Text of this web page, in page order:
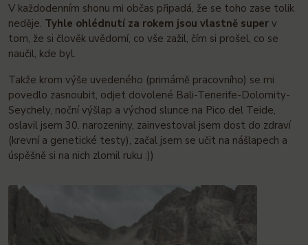
V každodenním shonu mi občas připadá, že se toho zase tolik
neděje. Tyhle ohlédnutí za rokem jsou vlastně super v
tom, že si člověk uvědomí, co vše zažil, čím si prošel, co se
naučil, kde byl.
Takže krom výše uvedeného (primárně pracovního) se mi
povedlo zasnoubit, odjet dovolené Bali-Tenerife-Dolomity-
Seychely, noční výšlap a východ slunce na Pico del Teide,
oslavil jsem 30. narozeniny, zainvestoval jsem dost do zdraví
(krevní a genetické testy), začal jsem se učit na nášlapech a
úspěšně si na nich zlomil ruku :))